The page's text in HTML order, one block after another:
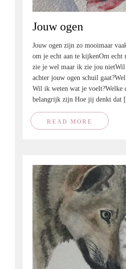
Jouw ogen
Jouw ogen zijn zo mooimaar
om je echt aan te kijkenOm echt
zie je wel maar ik zie jou
achter jouw ogen schuil
Wil ik weten wat je voelt?Welke
belangrijk zijn Hoe jij denkt
READ MORE